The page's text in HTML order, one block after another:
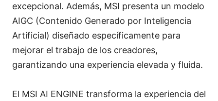
excepcional. Además, MSI presenta un modelo
AIGC (Contenido Generado por Inteligencia
Artificial) diseñado específicamente para
mejorar el trabajo de los creadores,
garantizando una experiencia elevada y fluida.
El MSI AI ENGINE transforma la experiencia del